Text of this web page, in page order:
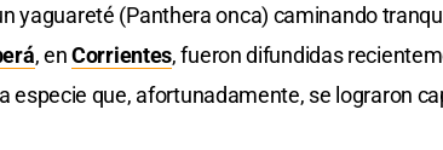
yaguareté (Panthera onca) caminando
, enCorrientes, fueron difundidas
especie que, afortunadamente, se lograron